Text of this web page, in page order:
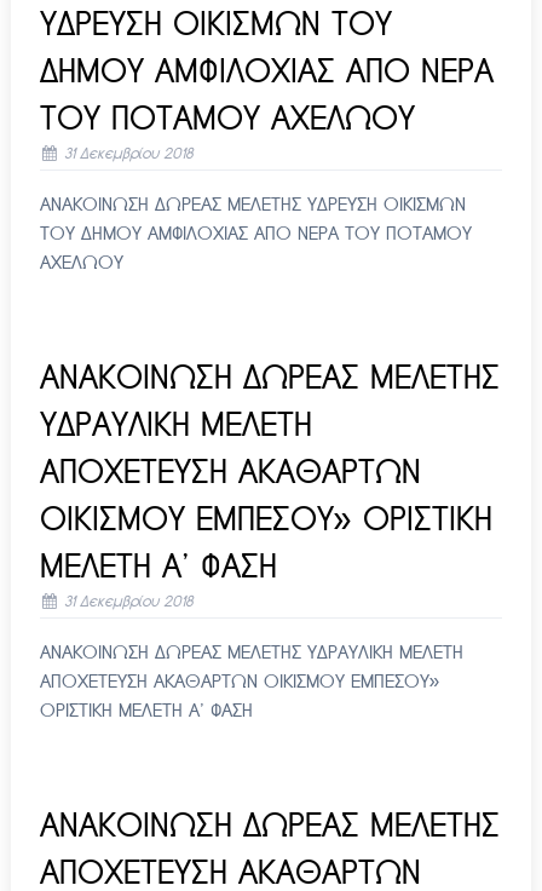
ΥΔΡΕΥΣΗ ΟΙΚΙΣΜΩΝ ΤΟΥ
ΔΗΜΟΥ ΑΜΦΙΛΟΧΙΑΣ ΑΠΟ ΝΕΡΑ
ΤΟΥ ΠΟΤΑΜΟΥ ΑΧΕΛΩΟΥ
31 Δεκεμβρίου 2018
ΑΝΑΚΟΙΝΩΣΗ ΔΩΡΕΑΣ ΜΕΛΕΤΗΣ ΥΔΡΕΥΣΗ ΟΙΚΙΣΜΩΝ
ΤΟΥ ΔΗΜΟΥ ΑΜΦΙΛΟΧΙΑΣ ΑΠΟ ΝΕΡΑ ΤΟΥ ΠΟΤΑΜΟΥ
ΑΧΕΛΩΟΥ
ΑΝΑΚΟΙΝΩΣΗ ΔΩΡΕΑΣ ΜΕΛΕΤΗΣ
ΥΔΡΑΥΛΙΚΗ ΜΕΛΕΤΗ
ΑΠΟΧΕΤΕΥΣΗ ΑΚΑΘΑΡΤΩΝ
ΟΙΚΙΣΜΟΥ ΕΜΠΕΣΟΥ» ΟΡΙΣΤΙΚΗ
ΜΕΛΕΤΗ Α’ ΦΑΣΗ
31 Δεκεμβρίου 2018
ΑΝΑΚΟΙΝΩΣΗ ΔΩΡΕΑΣ ΜΕΛΕΤΗΣ ΥΔΡΑΥΛΙΚΗ ΜΕΛΕΤΗ
ΑΠΟΧΕΤΕΥΣΗ ΑΚΑΘΑΡΤΩΝ ΟΙΚΙΣΜΟΥ ΕΜΠΕΣΟΥ»
ΟΡΙΣΤΙΚΗ ΜΕΛΕΤΗ Α’ ΦΑΣΗ
ΑΝΑΚΟΙΝΩΣΗ ΔΩΡΕΑΣ ΜΕΛΕΤΗΣ
ΑΠΟΧΕΤΕΥΣΗ ΑΚΑΘΑΡΤΩΝ